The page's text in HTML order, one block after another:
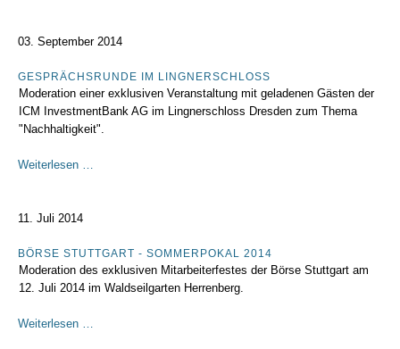
03. September 2014
GESPRÄCHSRUNDE IM LINGNERSCHLOSS
Moderation einer exklusiven Veranstaltung mit geladenen Gästen der
ICM InvestmentBank AG im Lingnerschloss Dresden zum Thema
"Nachhaltigkeit".
Weiterlesen …
11. Juli 2014
BÖRSE STUTTGART - SOMMERPOKAL 2014
Moderation des exklusiven Mitarbeiterfestes der Börse Stuttgart am
12. Juli 2014 im Waldseilgarten Herrenberg.
Weiterlesen …